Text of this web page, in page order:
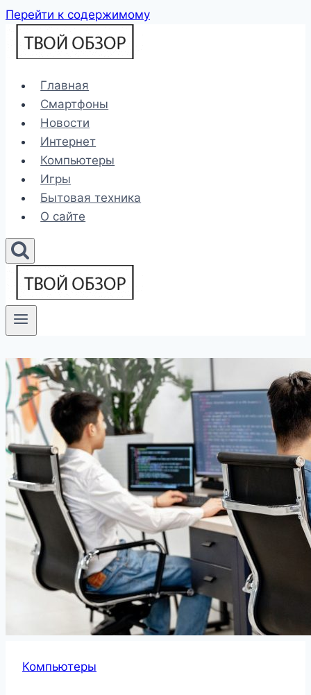
Перейти к содержимому
Главная
Смартфоны
Новости
Интернет
Компьютеры
Игры
Бытовая техника
О сайте
Компьютеры